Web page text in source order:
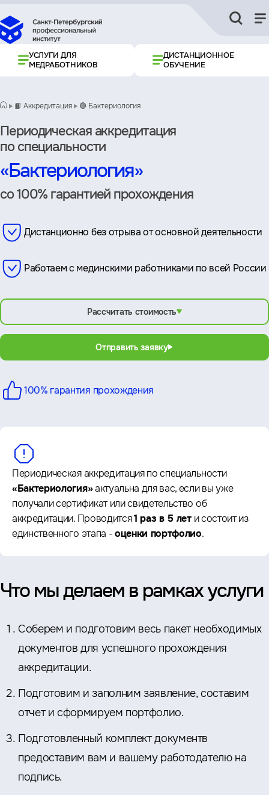
УСЛУГИ ДЛЯ
МЕДРАБОТНИКОВ
ДИСТАНЦИОННОЕ
ОБУЧЕНИЕ
📙 Аккредитация 🟢 Бактериология
Периодическая аккредитация
по специальности
«Бактериология»
со 100% гарантией прохождения
Дистанционно без отрыва от основной деятельности
Работаем с мединскими работниками по всей России
Рассчитать стоимость
Отправить заявку
100% гарантия прохождения
Периодическая аккредитация по специальности
«Бактериология»актуальна для вас, если вы уже
получали сертификат или свидетельство об
аккредитации. Проводится1 раз в 5 лети состоит из
единственного этапа -оценки портфолио.
Что мы делаем в рамках услуги
Соберем и подготовим весь пакет необходимых
документов для успешного прохождения
аккредитации.
Подготовим и заполним заявление, составим
отчет и сформируем портфолио.
Подготовленный комплект документв
предоставим вам и вашему работодателю на
подпись.